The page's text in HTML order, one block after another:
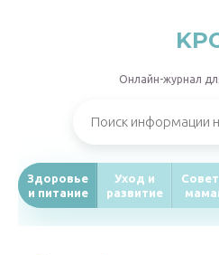
Онлайн-журнал
Здоровье
и питание
Уход и
развитие